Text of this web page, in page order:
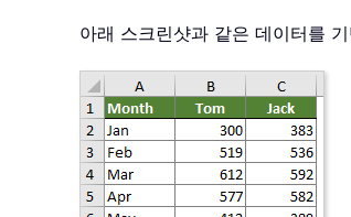
아래 스크린샷과 같은 데이터를